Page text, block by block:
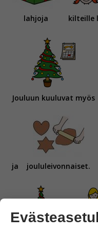
lahjoja kilteille
Jouluun kuuluvat myös
ja joululeivonnaiset.